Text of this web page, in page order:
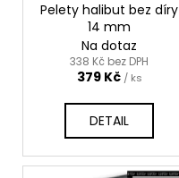
Pelety halibut bez díry
14 mm
Na dotaz
338 Kč bez DPH
379 Kč / ks
DETAIL